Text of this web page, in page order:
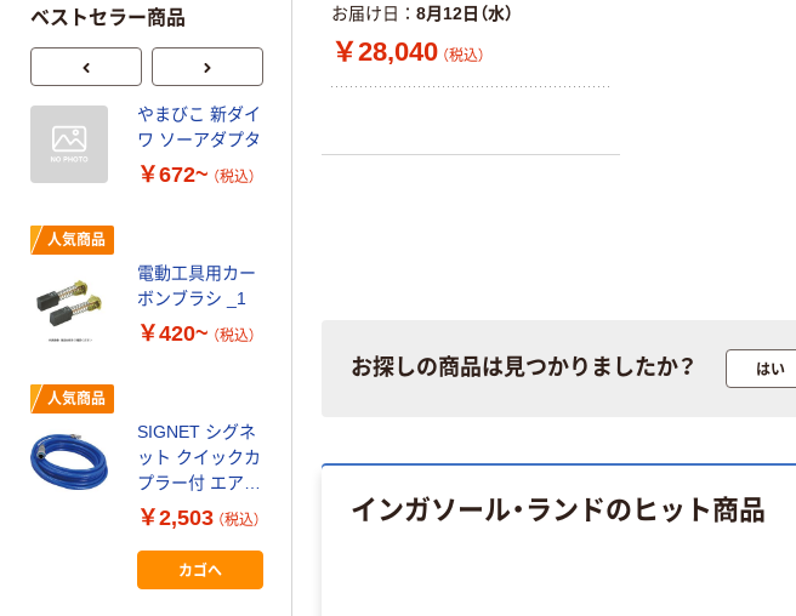
お届け日 8月12日（水）
￥28,040 （税込）
お探しの商品は見つかりましたか？ はい
インガソール・ランドのヒット商品
ベストセラー商品
やまびこ 新ダイ
ワ ソーアダプタ
￥672~ （税込）
人気商品
電動工具用カー
ボンブラシ _1
￥420~ （税込）
人気商品
SIGNET シグネ
ット クイックカ
プラー付 エアホ
ース
6.5mm×10m ブ
ルー 65451 1本
（直送品）
￥2,503 （税込）
カゴへ
ポリウレタンチ
ース/黄
￥9,410 （税込）
パナソニック ソ
￥224~ （税込）
￥783~ （税込）